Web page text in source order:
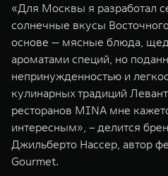
от 6 449 000 ₽
«Для Москвы я разработал
солнечные вкусы
основе — мясные блюда,
ароматами специй, но
непринужденностью и
кулинарных традиций
ресторанов MINA мне
интересным», – делится
Джильберто Нассер, автор
Gourmet.